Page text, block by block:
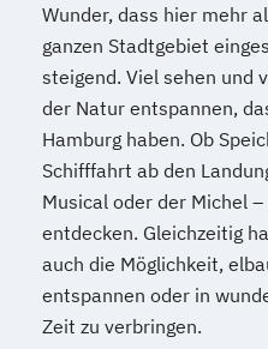
Wunder, dass hier mehr
ganzen Stadtgebiet
steigend. Viel sehen und
der Natur entspannen,
Hamburg haben. Ob
Schifffahrt ab den
Musical oder der Michel
entdecken. Gleichzeitig
auch die Möglichkeit,
entspannen oder in
Zeit zu verbringen.